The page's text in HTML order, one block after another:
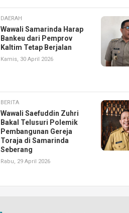
DAERAH
Wawali Samarinda Harap
Bankeu dari Pemprov
Kaltim Tetap Berjalan
Kamis, 30 April 2026
BERITA
Wawali Saefuddin Zuhri
Bakal Telusuri Polemik
Pembangunan Gereja
Toraja di Samarinda
Seberang
Rabu, 29 April 2026